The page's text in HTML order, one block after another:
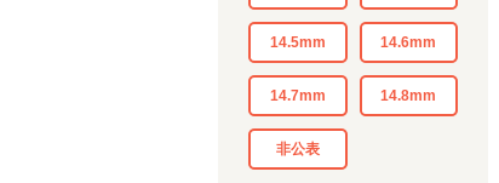
14.5mm 14.6mm
14.7mm 14.8mm
非公表